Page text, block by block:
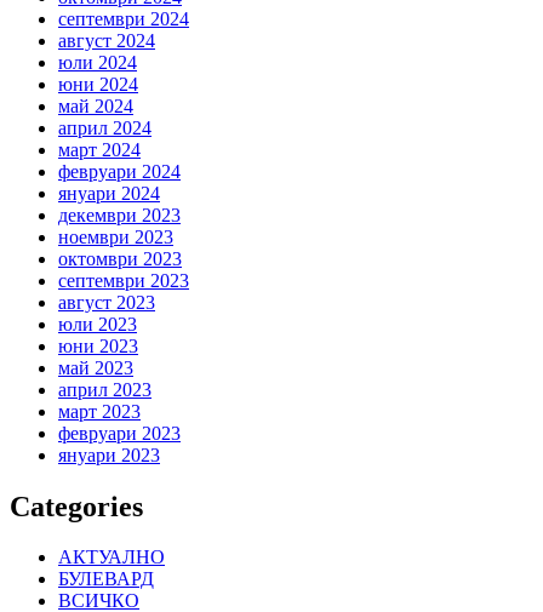
септември 2024
август 2024
юли 2024
юни 2024
май 2024
април 2024
март 2024
февруари 2024
януари 2024
декември 2023
ноември 2023
октомври 2023
септември 2023
август 2023
юли 2023
юни 2023
май 2023
април 2023
март 2023
февруари 2023
януари 2023
Categories
АКТУАЛНО
БУЛЕВАРД
ВСИЧКО